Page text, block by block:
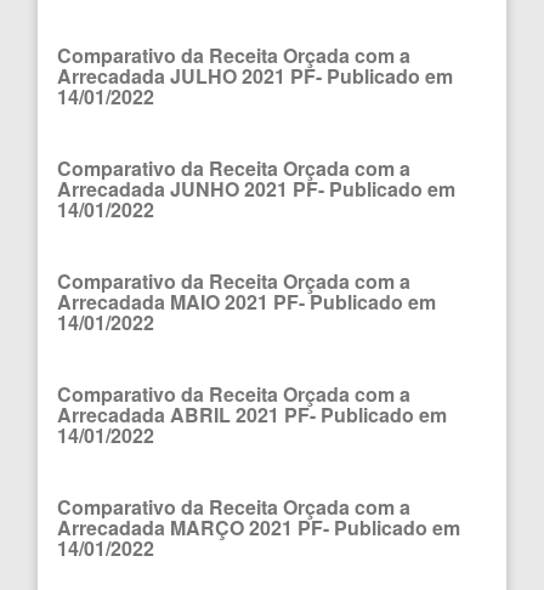
Comparativo da Receita Orçada com a
Arrecadada JULHO 2021 PF- Publicado em
14/01/2022
Comparativo da Receita Orçada com a
Arrecadada JUNHO 2021 PF- Publicado em
14/01/2022
Comparativo da Receita Orçada com a
Arrecadada MAIO 2021 PF- Publicado em
14/01/2022
Comparativo da Receita Orçada com a
Arrecadada ABRIL 2021 PF- Publicado em
14/01/2022
Comparativo da Receita Orçada com a
Arrecadada MARÇO 2021 PF- Publicado em
14/01/2022